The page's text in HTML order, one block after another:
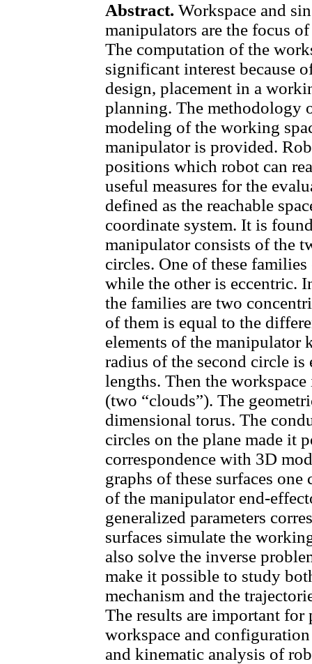
Abstract. Workspace and
manipulators are the focus
The computation of the
significant interest because
design, placement in a
planning. The methodology
modeling of the working
manipulator is provided.
positions which robot can
useful measures for the
defined as the reachable
coordinate system. It is
manipulator consists of the
circles. One of these
while the other is eccentric.
the families are two
of them is equal to the
elements of the manipulator
radius of the second circle is
lengths. Then the
(two “clouds”). The
dimensional torus. The
circles on the plane made it
correspondence with 3D
graphs of these surfaces
of the manipulator end-
generalized parameters
surfaces simulate the
also solve the inverse
make it possible to study
mechanism and the
The results are important
workspace and
and kinematic analysis of